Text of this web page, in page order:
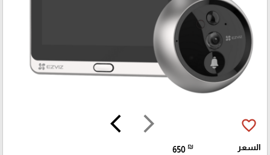
arrow_forward_ios
arrow_back_ios favorite_border
السعر 650 ₪